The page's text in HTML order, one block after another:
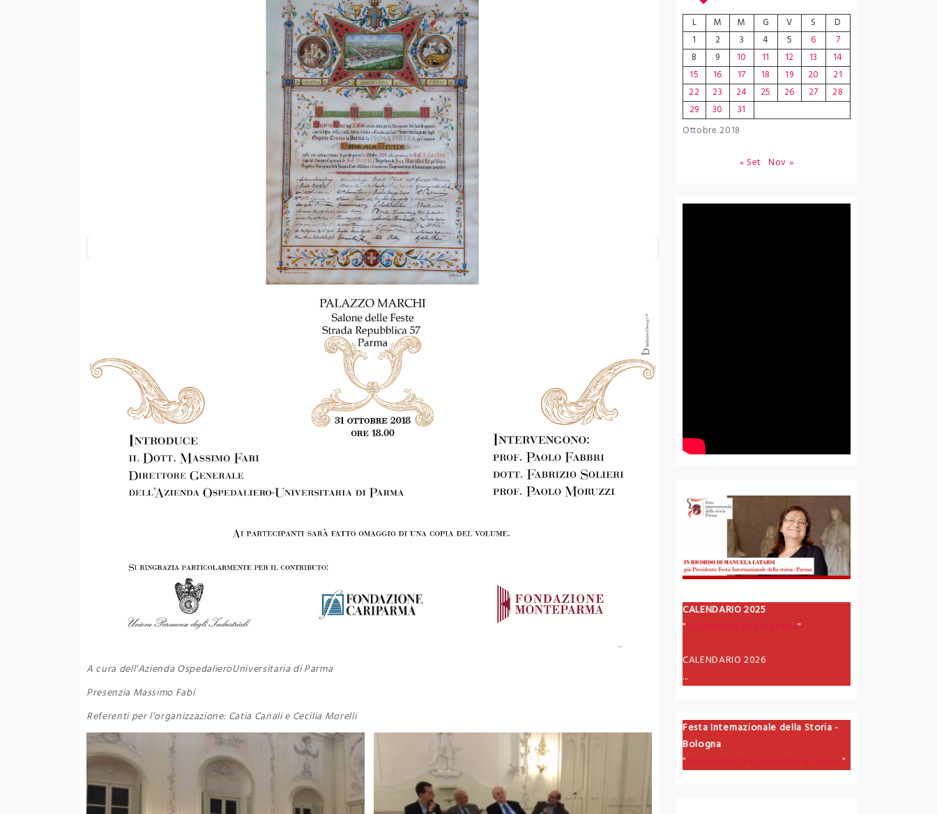
A cura dell’Azienda OspedalieroUniversitaria di Parma
Presenzia Massimo Fabi
Referenti per l’organizzazione: Catia Canali e Cecilia Morelli
Ottobre 2018
L M M G V S
D
1
2 3 4 5 6
7
8
9 10 11 12 13
14
15
16 17 18 19 20
21
22
23 24 25 26 27
28
29
30 31
« Set Nov »
CALENDARIO 2025
"In cammino con la storia"
CALENDARIO 2026
...
Festa Internazionale della Storia -
Bologna
"Cambiamenti tra Passato e Futuro"